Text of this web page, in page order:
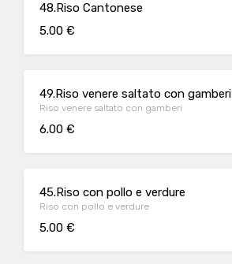
48.Riso Cantonese
5.00 €
49.Riso venere saltato con gamberi
Riso venere saltato con gamberi
6.00 €
45.Riso con pollo e verdure
Riso con pollo e verdure
5.00 €